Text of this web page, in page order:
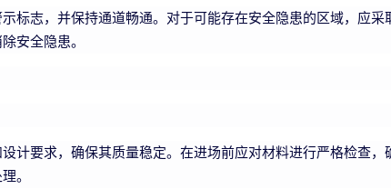
标志，并保持通道畅通。对于可能存在安全隐患的区域，应
安全隐患。
计要求，确保其质量稳定。在进场前应对材料进行严格检查
。